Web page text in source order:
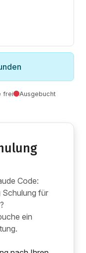
frei Ausgebucht
Code:
Schulung für
ein